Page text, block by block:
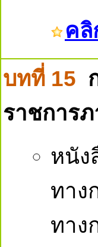
คลิ
บทที่ 15
ราชการ
หนัง
ทาง
ทาง